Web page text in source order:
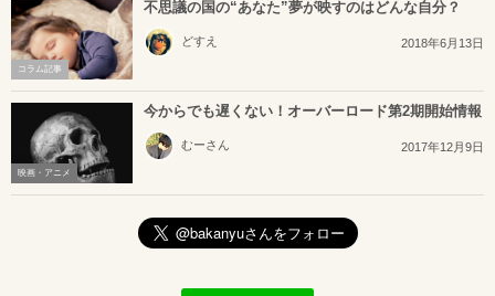
コラム記事
不思議の国の“あなた”夢が映すのはどんな自分？
どすえ 2018年6月13日
映画・アニメ
今からでも遅くない！オーバーロード第2期開始情報
むーさん 2017年12月9日